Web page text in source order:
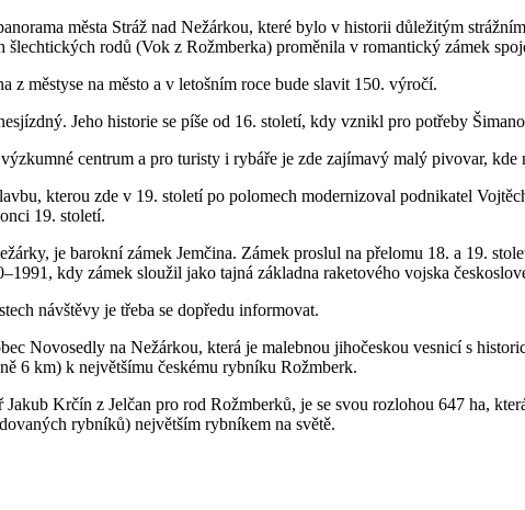
města Stráž nad Nežárkou, které bylo v historii důležitým
rodů (Vok z Rožmberka) proměnila v romantický zámek
z městyse na město a v letošním roce bude slavit 150. výročí.
Jeho historie se píše od 16. století, kdy vznikl pro potřeby
centrum a pro turisty i rybáře je zde zajímavý malý pivovar,
kterou zde v 19. století po polomech modernizoval podnikatel
19. století.
je barokní zámek Jemčina. Zámek proslul na přelomu 18. a 19.
kdy zámek sloužil jako tajná základna raketového vojska
návštěvy je třeba se dopředu informovat.
Novosedly na Nežárkou, která je malebnou jihočeskou vesnicí s
6 km) k největšímu českému rybníku Rožmberk.
Krčín z Jelčan pro rod Rožmberků, je se svou rozlohou 647 ha,
rybníků) největším rybníkem na světě.